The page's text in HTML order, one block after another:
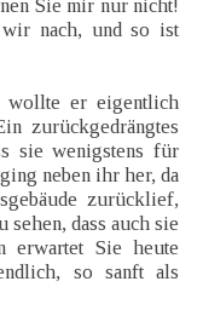
Sie mir nur nicht!
nach, und so ist
wollte er eigentlich
zurückgedrängtes
sie wenigstens für
neben ihr her, da
zurücklief,
sehen, dass auch sie
erwartet Sie heute
so sanft als